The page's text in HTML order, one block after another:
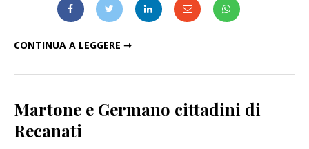
CONTINUA A LEGGERE ➞
Martone e Germano cittadini di
Recanati